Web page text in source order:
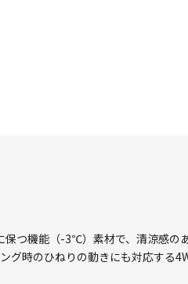
保つ機能（-3℃）素材で、清涼感の
グ時のひねりの動きにも対応する